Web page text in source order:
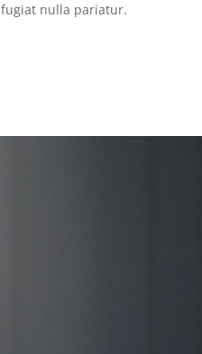
fugiat nulla pariatur.